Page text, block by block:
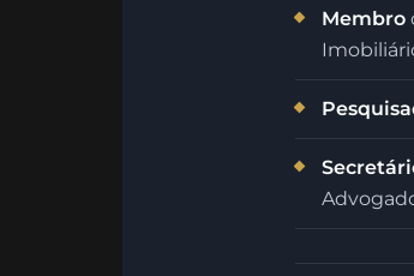
Membro